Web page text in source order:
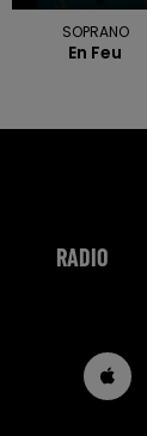
SOPRANO
En Feu
RADIO